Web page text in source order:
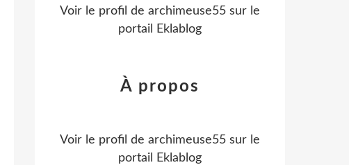
Voir le profil de archimeuse55 sur le
portail Eklablog
À propos
Voir le profil de archimeuse55 sur le
portail Eklablog